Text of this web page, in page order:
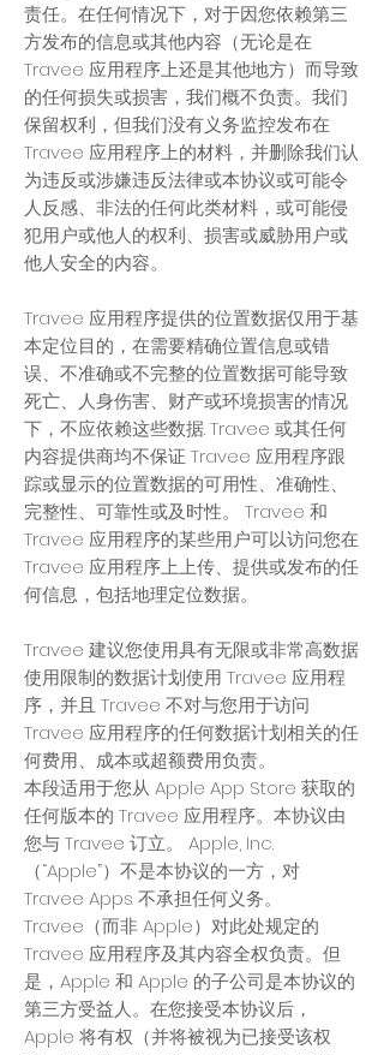
责任。在任何情况下，对于因您依赖第三
方发布的信息或其他内容（无论是在
Travee 应用程序上还是其他地方）而导致
的任何损失或损害，我们概不负责。我们
保留权利，但我们没有义务监控发布在
Travee 应用程序上的材料，并删除我们认
为违反或涉嫌违反法律或本协议或可能令
人反感、非法的任何此类材料，或可能侵
犯用户或他人的权利、损害或威胁用户或
他人安全的内容。
Travee 应用程序提供的位置数据仅用于基
本定位目的，在需要精确位置信息或错
误、不准确或不完整的位置数据可能导致
死亡、人身伤害、财产或环境损害的情况
下，不应依赖这些数据. Travee 或其任何
内容提供商均不保证 Travee 应用程序跟
踪或显示的位置数据的可用性、准确性、
完整性、可靠性或及时性。 Travee 和
Travee 应用程序的某些用户可以访问您在
Travee 应用程序上上传、提供或发布的任
何信息，包括地理定位数据。
Travee 建议您使用具有无限或非常高数据
使用限制的数据计划使用 Travee 应用程
序，并且 Travee 不对与您用于访问
Travee 应用程序的任何数据计划相关的任
何费用、成本或超额费用负责。
本段适用于您从 Apple App Store 获取的
任何版本的 Travee 应用程序。本协议由
您与 Travee 订立。 Apple, Inc.
（“Apple”）不是本协议的一方，对
Travee Apps 不承担任何义务。
Travee（而非 Apple）对此处规定的
Travee 应用程序及其内容全权负责。但
是，Apple 和 Apple 的子公司是本协议的
第三方受益人。在您接受本协议后，
Apple 将有权（并将被视为已接受该权